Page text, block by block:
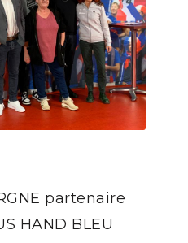
partenaire
HAND BLEU